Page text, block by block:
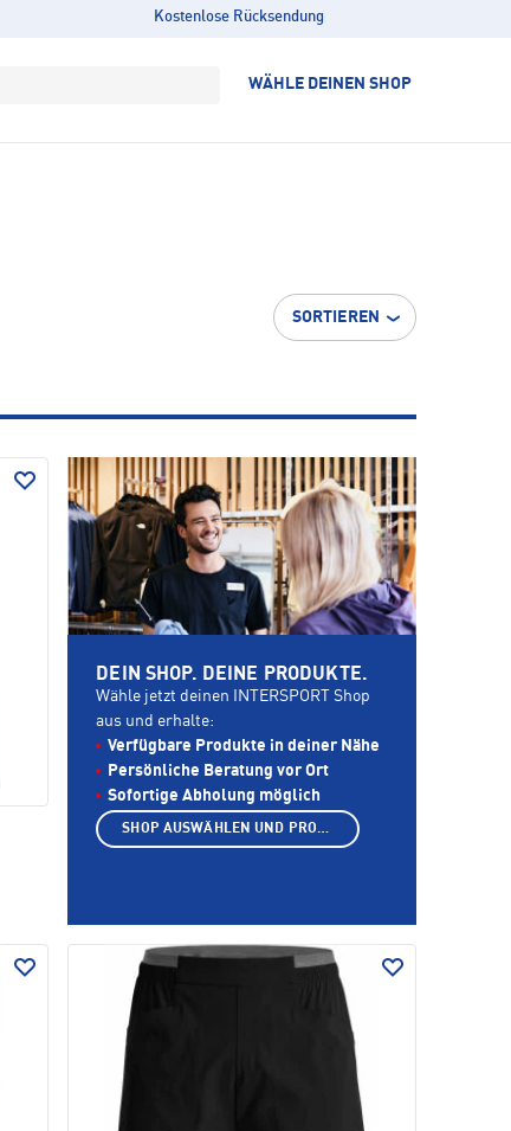
Kostenlose Rücksendung
WÄHLE DEINEN SHOP
SORTIEREN
DEIN SHOP. DEINE PRODUKTE.
Wähle jetzt deinen INTERSPORT Shop
aus und erhalte:
Verfügbare Produkte in deiner Nähe
Persönliche Beratung vor Ort
Sofortige Abholung möglich
SHOP AUSWÄHLEN UND PRODUKTE ANZEIGEN